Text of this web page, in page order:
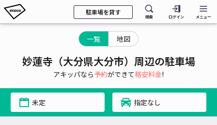
駐車場を貸す
検索 ログイン メニュー
一覧 地図
妙蓮寺（大分県大分市）周辺の駐車場
アキッパなら予約ができて格安料金!
未定 指定なし